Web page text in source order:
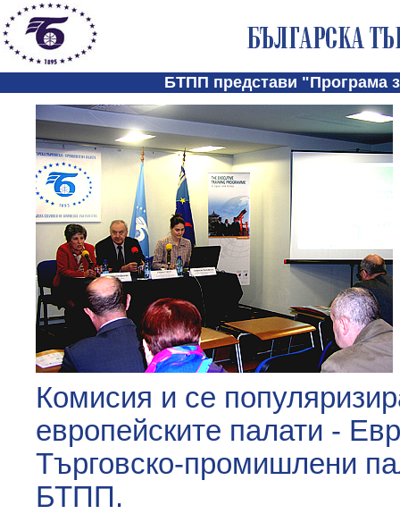
БТПП представи "Програма
Комисия и се
европейските палати -
Търговско-промишлени
БТПП.